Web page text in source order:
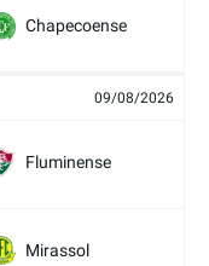
Chapecoense
09/08/2026
Fluminense
Mirassol